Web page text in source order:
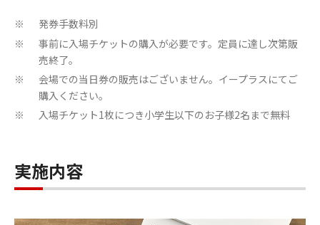
※ 発券手数料別
※
事前に入場チケットの購入が必要です。定員に達し次第販
売終了。
※
会場での当日券の販売はございません。イープラスにてご
購入ください。
※ 入場チケット1枚につき小学生以下のお子様2名まで無料
実施内容